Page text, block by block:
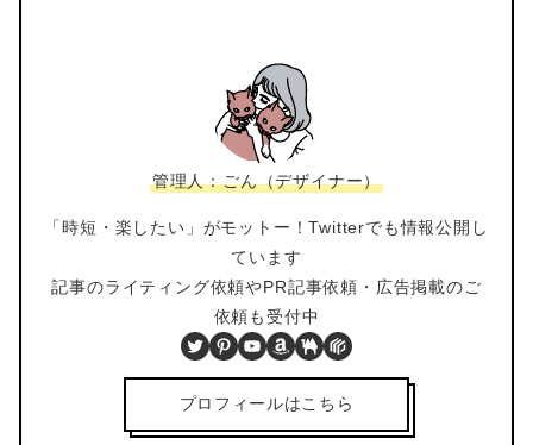
管理人：ごん（デザイナー）
「時短・楽したい」がモットー！Twitterでも情報公開し
ています
記事のライティング依頼やPR記事依頼・広告掲載のご
依頼も受付中
Twitter
Pinterest
YouTube
Amazon
BOOTH
PIXTA
プロフィールはこちら